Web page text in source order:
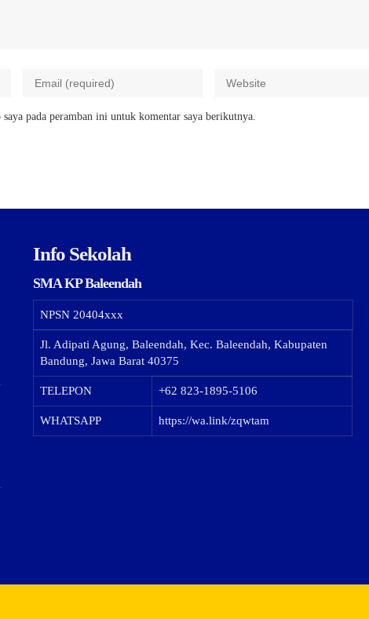
pada peramban ini untuk komentar saya berikutnya.
Info Sekolah
SMA KP Baleendah
NPSN 20404xxx
Jl. Adipati Agung, Baleendah, Kec. Baleendah, Kabupaten
Bandung, Jawa Barat 40375
TELEPON +62 823-1895-5106
WHATSAPP https://wa.link/zqwtam